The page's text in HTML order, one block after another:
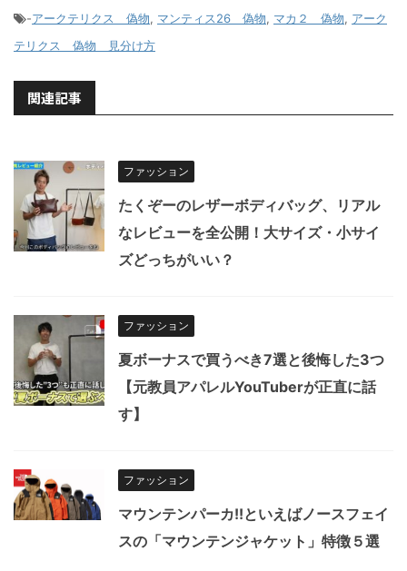
-アークテリクス 偽物, マンティス26 偽物, マカ２ 偽物, アーク
テリクス 偽物 見分け方
関連記事
ファッション
たくぞーのレザーボディバッグ、リアル
なレビューを全公開！大サイズ・小サイ
ズどっちがいい？
ファッション
夏ボーナスで買うべき7選と後悔した3つ
【元教員アパレルYouTuberが正直に話
す】
ファッション
マウンテンパーカ!!といえばノースフェイ
スの「マウンテンジャケット」特徴５選